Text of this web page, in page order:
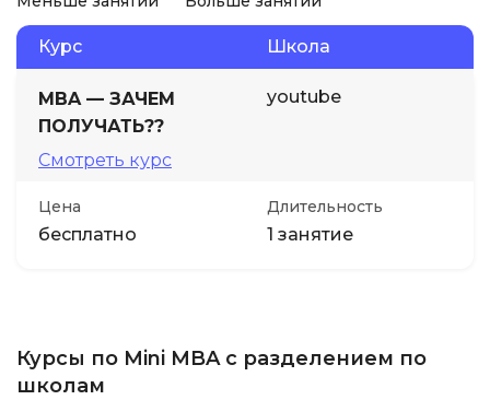
Курс Школа
MBA — ЗАЧЕМ
ПОЛУЧАТЬ??
Смотреть курс
youtube
Цена
бесплатно
Длительность
1 занятие
Курсы по Mini MBA с разделением по
школам